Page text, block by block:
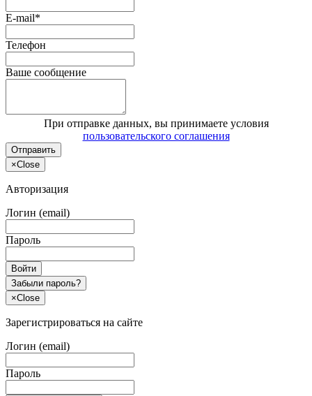
E-mail*
Телефон
Ваше сообщение
При отправке данных, вы принимаете условия
пользовательского соглашения
Отправить
×Close
Авторизация
Логин (email)
Пароль
Войти
Забыли пароль?
×Close
Зарегистрироваться на сайте
Логин (email)
Пароль